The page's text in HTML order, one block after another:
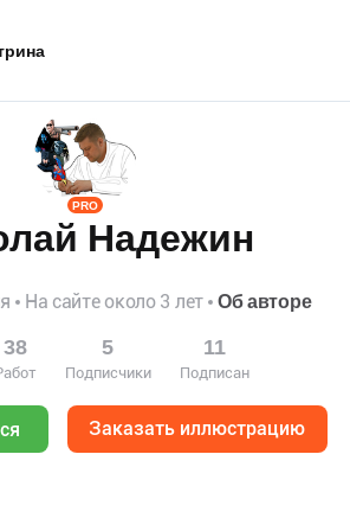
PRO
Надежин
На сайте около 3 лет Об авторе
38 5
Подписчики
11
Подписан
Заказать иллюстрацию